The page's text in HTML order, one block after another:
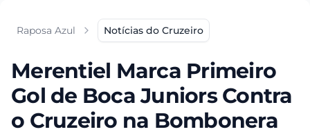
Raposa Azul Notícias do Cruzeiro
Merentiel Marca Primeiro
Gol de Boca Juniors Contra
o Cruzeiro na Bombonera